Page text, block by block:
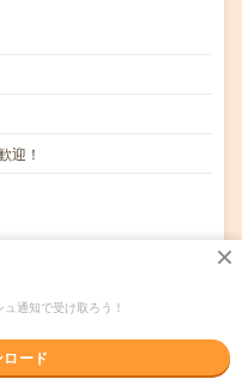
迎！
・洗浄・梱包・運搬及び付
ァイン機器(精密な液体…
/ 英語力不要
録だけでもOK！履歴書不要
通知で受け取ろう！
ード